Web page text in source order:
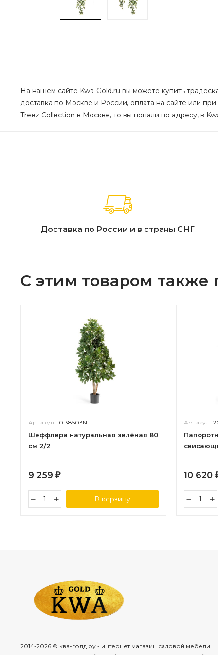
На нашем сайте Kwa-Gold.ru вы можете купить
доставка по Москве и России, оплата на сайте или
Treez Collection в Москве, то вы попали по адресу, в
Доставка по России и в страны СНГ
С этим товаром также
Артикул: 10.38503N
Шеффлера натуральная зелёная 80
см 2/2
9 259 ₽
В корзину
Артикул:
10 620
2014-2026 © ква-голд.ру - интернет магазин садовой мебели